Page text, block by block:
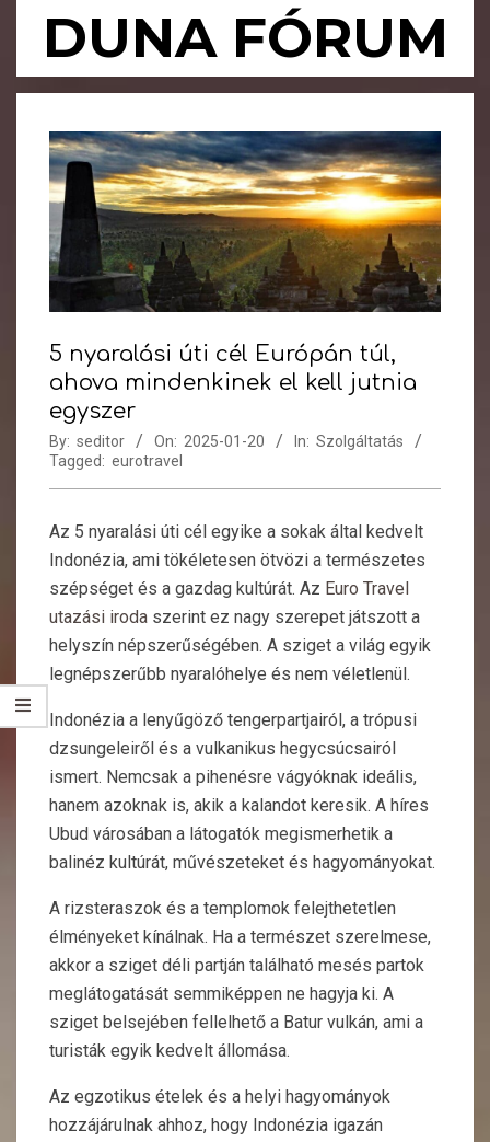
DUNA FÓRUM
Primary
Menu
5 nyaralási úti cél Európán túl,
ahova mindenkinek el kell jutnia
egyszer
By: seditor On: 2025-01-20 In: Szolgáltatás
Tagged: eurotravel
Az 5 nyaralási úti cél egyike a sokak által kedvelt
Indonézia, ami tökéletesen ötvözi a természetes
szépséget és a gazdag kultúrát. Az Euro Travel
utazási iroda szerint ez nagy szerepet játszott a
helyszín népszerűségében. A sziget a világ egyik
legnépszerűbb nyaralóhelye és nem véletlenül.
Indonézia a lenyűgöző tengerpartjairól, a trópusi
dzsungeleiről és a vulkanikus hegycsúcsairól
ismert. Nemcsak a pihenésre vágyóknak ideális,
hanem azoknak is, akik a kalandot keresik. A híres
Ubud városában a látogatók megismerhetik a
balinéz kultúrát, művészeteket és hagyományokat.
A rizsteraszok és a templomok felejthetetlen
élményeket kínálnak. Ha a természet szerelmese,
akkor a sziget déli partján található mesés partok
meglátogatását semmiképpen ne hagyja ki. A
sziget belsejében fellelhető a Batur vulkán, ami a
turisták egyik kedvelt állomása.
Az egzotikus ételek és a helyi hagyományok
hozzájárulnak ahhoz, hogy Indonézia igazán